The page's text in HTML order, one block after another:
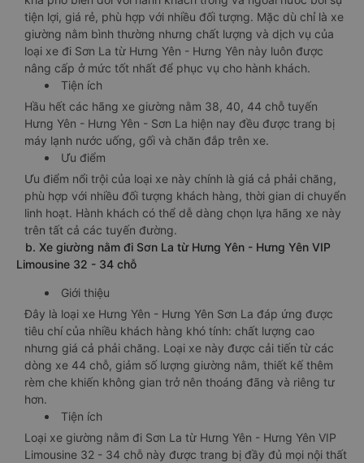
tiện lợi, giá rẻ, phù hợp với nhiều đối tượng. Mặc dù chỉ là xe
giường nằm bình thường nhưng chất lượng và dịch vụ của
loại xe đi Sơn La từ Hưng Yên - Hưng Yên này luôn được
nâng cấp ở mức tốt nhất để phục vụ cho hành khách.
Tiện ích
Hầu hết các hãng xe giường nằm 38, 40, 44 chỗ tuyến
Hưng Yên - Hưng Yên - Sơn La hiện nay đều được trang bị
máy lạnh nước uống, gối và chăn đắp trên xe.
Ưu điểm
Ưu điểm nổi trội của loại xe này chính là giá cả phải chăng,
phù hợp với nhiều đối tượng khách hàng, thời gian di chuyển
linh hoạt. Hành khách có thể dễ dàng chọn lựa hãng xe này
trên tất cả các tuyến đường.
b. Xe giường nằm đi Sơn La từ Hưng Yên - Hưng Yên VIP
Limousine 32 - 34 chỗ
Giới thiệu
Đây là loại xe Hưng Yên - Hưng Yên Sơn La đáp ứng được
tiêu chí của nhiều khách hàng khó tính: chất lượng cao
nhưng giá cả phải chăng. Loại xe này được cải tiến từ các
dòng xe 44 chỗ, giảm số lượng giường nằm, thiết kế thêm
rèm che khiến không gian trở nên thoáng đãng và riêng tư
hơn.
Tiện ích
Loại xe giường nằm đi Sơn La từ Hưng Yên - Hưng Yên VIP
Limousine 32 - 34 chỗ này được trang bị đầy đủ mọi nội thất